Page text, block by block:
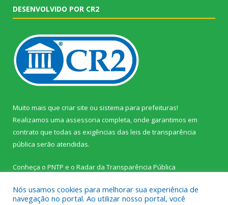
DESENVOLVIDO POR CR2
Muito mais que criar site ou sistema para prefeituras!
Realizamos uma assessoria completa, onde garantimos em
contrato que todas as exigências das leis de transparência
pública serão atendidas.
Conheça o PNTP e o Radar da Transparência Pública
Nós usamos cookies para melhorar sua experiência de
navegação no portal. Ao utilizar nosso portal, você